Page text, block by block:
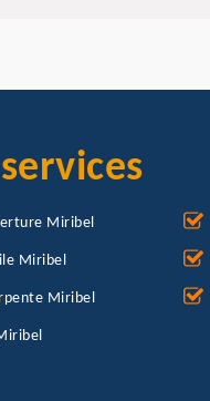
Miribel
Miribel
Miribel